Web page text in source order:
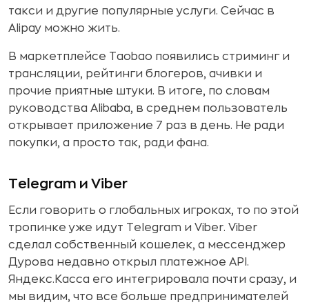
такси и другие популярные услуги. Сейчас в
Alipay можно жить.
В маркетплейсе Taobao появились стриминг и
трансляции, рейтинги блогеров, ачивки и
прочие приятные штуки. В итоге, по словам
руководства Alibaba, в среднем пользователь
открывает приложение 7 раз в день. Не ради
покупки, а просто так, ради фана.
Telegram и Viber
Если говорить о глобальных игроках, то по этой
тропинке уже идут Telegram и Viber. Viber
сделал собственный кошелек, а мессенджер
Дурова недавно открыл платежное API.
Яндекс.Касса его интегрировала почти сразу, и
мы видим, что все больше предпринимателей